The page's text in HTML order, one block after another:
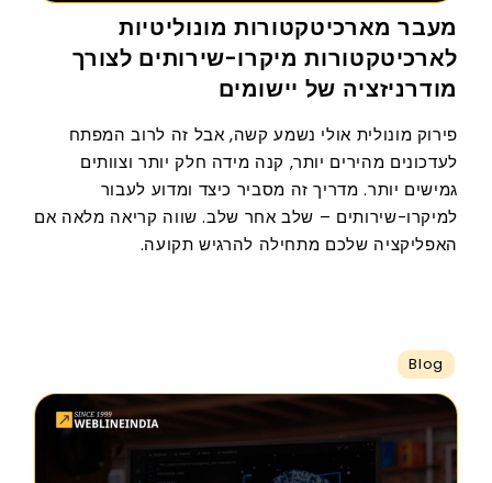
מעבר מארכיטקטורות מונוליטיות
לארכיטקטורות מיקרו-שירותים לצורך
מודרניזציה של יישומים
פירוק מונולית אולי נשמע קשה, אבל זה לרוב המפתח
לעדכונים מהירים יותר, קנה מידה חלק יותר וצוותים
גמישים יותר. מדריך זה מסביר כיצד ומדוע לעבור
למיקרו-שירותים – שלב אחר שלב. שווה קריאה מלאה אם
​​האפליקציה שלכם מתחילה להרגיש תקועה.
Blog